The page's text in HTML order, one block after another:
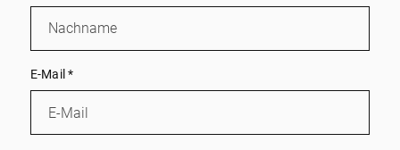
E-Mail*